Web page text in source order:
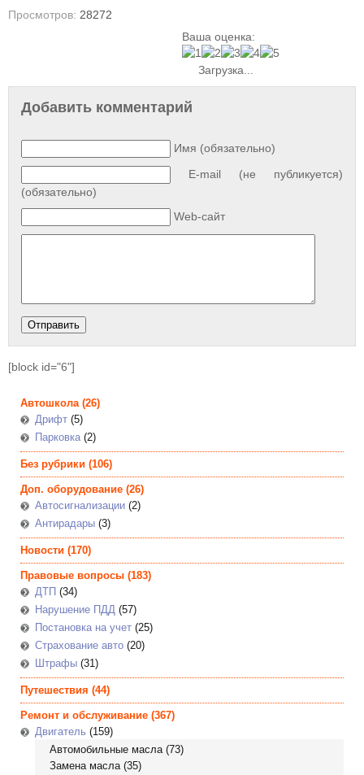
Просмотров: 28272
Ваша оценка:
Загрузка...
Добавить комментарий
Имя (обязательно)
E-mail (не публикуется)
(обязательно)
Web-сайт
[block id="6"]
Автошкола(26)
Дрифт (5)
Парковка(2)
Без рубрики (106)
Доп. оборудование (26)
Автосигнализации (2)
Антирадары (3)
Новости (170)
Правовые вопросы (183)
ДТП (34)
Нарушение ПДД (57)
Постановка на учет (25)
Страхование авто (20)
Штрафы (31)
Путешествия (44)
Ремонт и обслуживание (367)
Двигатель (159)
Автомобильные масла(73)
Замена масла(35)